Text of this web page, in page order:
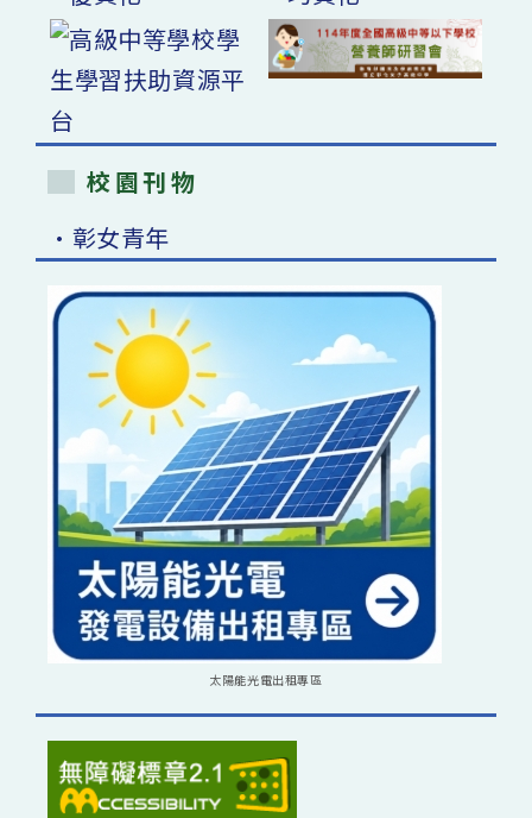
校園刊物
•彰女青年
太陽能光電出租專區